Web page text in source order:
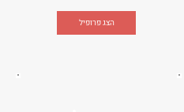
הצג פרופיל